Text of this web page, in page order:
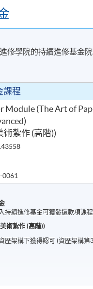
修學院的持續進修基金
課程
Module (The Art of
術紮作 (高階))
0061
持續進修基金可獲發還款項課
術紮作 (高階))
歴架構下獲得認可 (資歴架構第